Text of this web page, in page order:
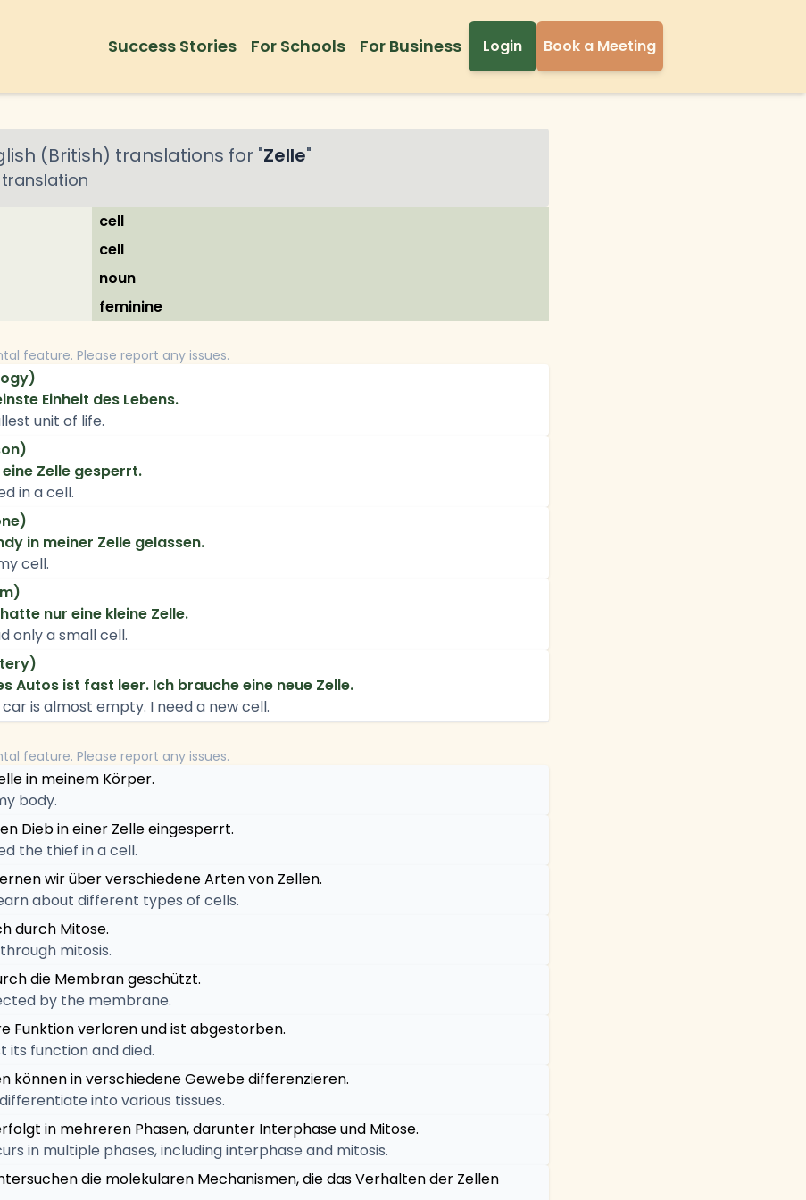
Success Stories For Schools For Business Login Book a Meeting
(British) translations for "Zelle"
translation
cell
cell
noun
feminine
feature. Please report any issues.
Einheit des Lebens.
unit of life.
Zelle gesperrt.
in a cell.
in meiner Zelle gelassen.
cell.
nur eine kleine Zelle.
only a small cell.
Autos ist fast leer. Ich brauche eine neue Zelle.
is almost empty. I need a new cell.
feature. Please report any issues.
in meinem Körper.
body.
Dieb in einer Zelle eingesperrt.
the thief in a cell.
wir über verschiedene Arten von Zellen.
about different types of cells.
durch Mitose.
mitosis.
die Membran geschützt.
by the membrane.
Funktion verloren und ist abgestorben.
its function and died.
können in verschiedene Gewebe differenzieren.
into various tissues.
in mehreren Phasen, darunter Interphase und Mitose.
in multiple phases, including interphase and mitosis.
die molekularen Mechanismen, die das Verhalten der Zellen